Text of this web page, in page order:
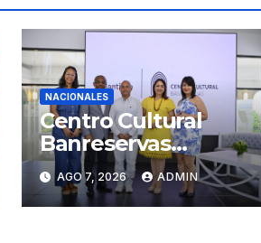
NACIONALES
Centro Cultural
Banreservas
Santiago inaugura
Primer Congreso de
Artesanos de
AGO 7, 2026 ADMIN